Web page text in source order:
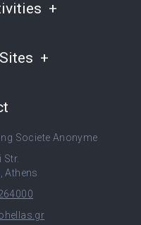
Societe Anonyme
Str.
Athens